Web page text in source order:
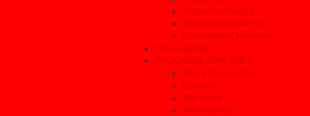
Αγοραστικά θέματα
Ηλεκτρικά αυτοκίνητα
Παρουσιάσεις Μοντέλων
Όλες οι ειδήσεις
ΠΡΟΙΟΝΤΑ & ΥΠΗΡΕΣΙΕΣ
Βρες Επαγγελματία
Ελαστικά
After sales
Ανταλλακτικά